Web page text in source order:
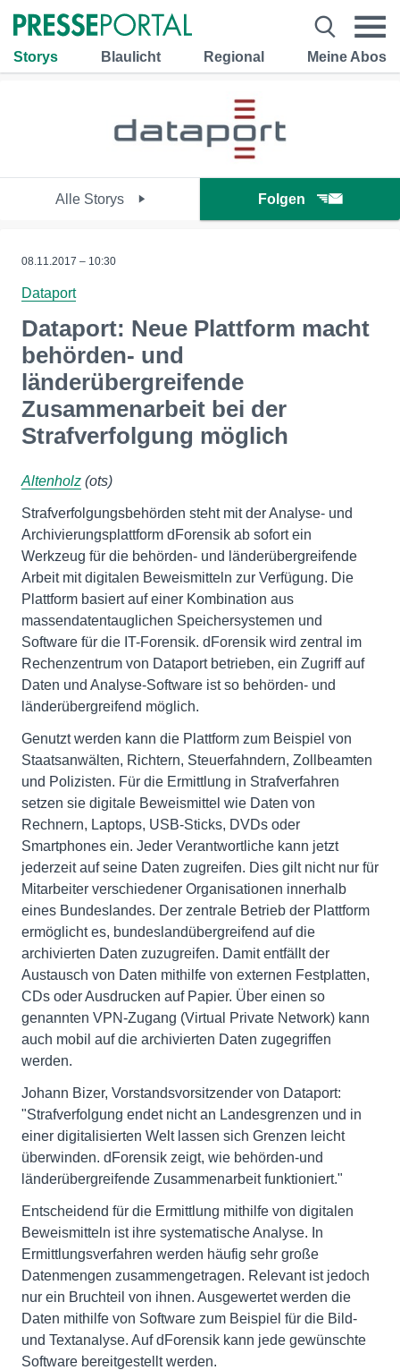
Storys Blaulicht Regional Meine Abos
Alle Storys Folgen
08.11.2017 – 10:30
Dataport
Dataport: Neue Plattform macht
behörden- und
länderübergreifende
Zusammenarbeit bei der
Strafverfolgung möglich
Altenholz (ots)
Strafverfolgungsbehörden steht mit der Analyse- und
Archivierungsplattform dForensik ab sofort ein
Werkzeug für die behörden- und länderübergreifende
Arbeit mit digitalen Beweismitteln zur Verfügung. Die
Plattform basiert auf einer Kombination aus
massendatentauglichen Speichersystemen und
Software für die IT-Forensik. dForensik wird zentral im
Rechenzentrum von Dataport betrieben, ein Zugriff auf
Daten und Analyse-Software ist so behörden- und
länderübergreifend möglich.
Genutzt werden kann die Plattform zum Beispiel von
Staatsanwälten, Richtern, Steuerfahndern, Zollbeamten
und Polizisten. Für die Ermittlung in Strafverfahren
setzen sie digitale Beweismittel wie Daten von
Rechnern, Laptops, USB-Sticks, DVDs oder
Smartphones ein. Jeder Verantwortliche kann jetzt
jederzeit auf seine Daten zugreifen. Dies gilt nicht nur für
Mitarbeiter verschiedener Organisationen innerhalb
eines Bundeslandes. Der zentrale Betrieb der Plattform
ermöglicht es, bundeslandübergreifend auf die
archivierten Daten zuzugreifen. Damit entfällt der
Austausch von Daten mithilfe von externen Festplatten,
CDs oder Ausdrucken auf Papier. Über einen so
genannten VPN-Zugang (Virtual Private Network) kann
auch mobil auf die archivierten Daten zugegriffen
werden.
Johann Bizer, Vorstandsvorsitzender von Dataport:
"Strafverfolgung endet nicht an Landesgrenzen und in
einer digitalisierten Welt lassen sich Grenzen leicht
überwinden. dForensik zeigt, wie behörden-und
länderübergreifende Zusammenarbeit funktioniert."
Entscheidend für die Ermittlung mithilfe von digitalen
Beweismitteln ist ihre systematische Analyse. In
Ermittlungsverfahren werden häufig sehr große
Datenmengen zusammengetragen. Relevant ist jedoch
nur ein Bruchteil von ihnen. Ausgewertet werden die
Daten mithilfe von Software zum Beispiel für die Bild-
und Textanalyse. Auf dForensik kann jede gewünschte
Software bereitgestellt werden.